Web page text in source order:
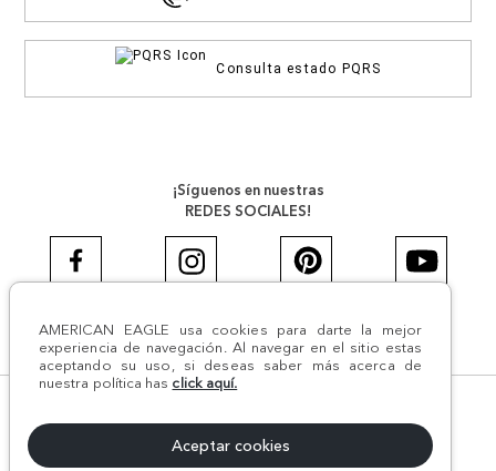
AMERICAN EAGLE usa cookies para darte la mejor
experiencia de navegación. Al navegar en el sitio estas
aceptando su uso, si deseas saber más acerca de
nuestra política has click aquí.
Aceptar cookies
Consulta estado PQRS
¡Síguenos en nuestras
REDES SOCIALES!
#AEJEANS #AerieREALCOL
NIT:800.069.933-6 | CII 14 #52A - 370 | Medellín, Colombia